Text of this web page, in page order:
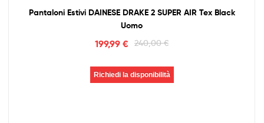
Pantaloni Estivi DAINESE DRAKE 2 SUPER AIR Tex Black
Uomo
240,00€
199,99€
Richiedi la disponibilità